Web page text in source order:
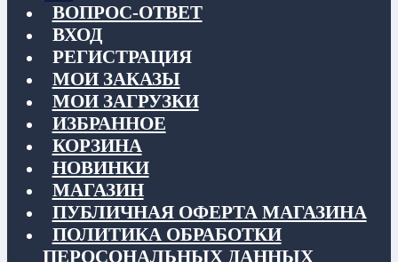
ВОПРОС-ОТВЕТ
ВХОД
РЕГИСТРАЦИЯ
МОИ ЗАКАЗЫ
МОИ ЗАГРУЗКИ
ИЗБРАННОЕ
КОРЗИНА
НОВИНКИ
МАГАЗИН
ПУБЛИЧНАЯ ОФЕРТА МАГАЗИНА
ПОЛИТИКА ОБРАБОТКИ
ПЕРОСОНАЛЬНЫХ ДАННЫХ